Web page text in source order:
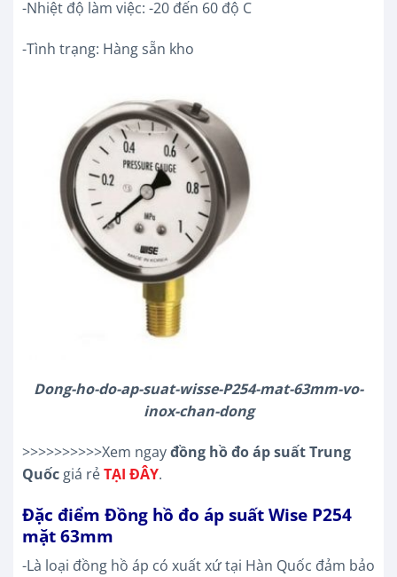
-Nhiệt độ làm việc: -20 đến 60 độ C
-Tình trạng: Hàng sẵn kho
Dong-ho-do-ap-suat-wisse-P254-mat-63mm-vo-
inox-chan-dong
>>>>>>>>>>Xem ngayđồng hồ đo áp suất Trung
Quốc giá rẻTẠI ĐÂY.
Đặc điểm Đồng hồ đo áp suất Wise P254
mặt 63mm
-Là loại đồng hồ áp có xuất xứ tại Hàn Quốc đảm bảo